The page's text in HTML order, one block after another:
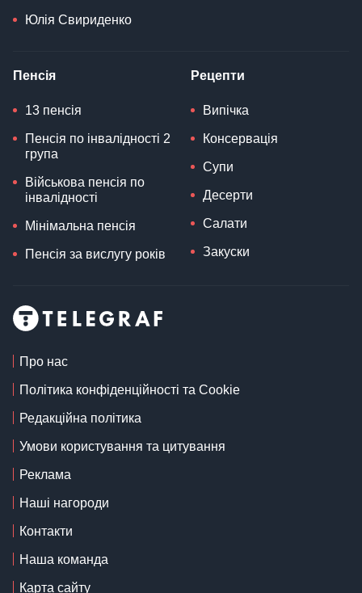
Юлія Свириденко
Пенсія
13 пенсія
Пенсія по інвалідності 2
група
Військова пенсія по
інвалідності
Мінімальна пенсія
Пенсія за вислугу років
Рецепти
Випічка
Консервація
Супи
Десерти
Салати
Закуски
Про нас
Політика конфіденційності та Cookie
Редакційна політика
Умови користування та цитування
Реклама
Наші нагороди
Контакти
Наша команда
Карта сайту